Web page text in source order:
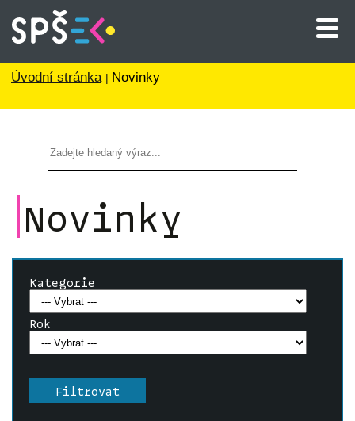
Úvodní stránka Novinky
Novinky
Kategorie
Rok